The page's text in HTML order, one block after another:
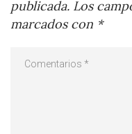
publicada. Los
marcados con *